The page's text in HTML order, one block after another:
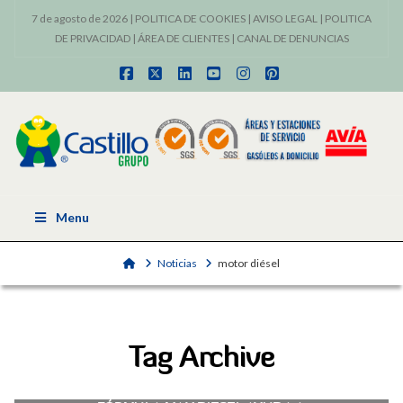
7 de agosto de 2026 | POLITICA DE COOKIES | AVISO LEGAL | POLITICA
DE PRIVACIDAD| ÁREA DE CLIENTES| CANAL DE DENUNCIAS
Facebook
X LinkedInYouTubeInstagram
Pinterest
Menu
HomeNoticias motor diésel
Tag Archive